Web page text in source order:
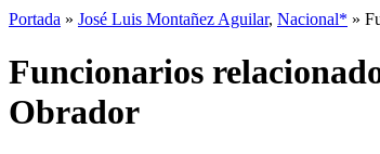
Portada » José Luis Montañez Aguilar, Nacional* »
Funcionarios
Obrador